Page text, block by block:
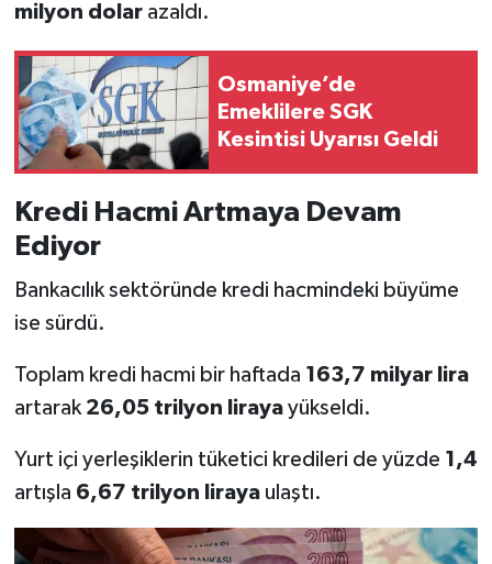
milyon dolarazaldı.
Osmaniye’de
Emeklilere SGK
Kesintisi Uyarısı Geldi
Kredi Hacmi Artmaya Devam
Ediyor
Bankacılık sektöründe kredi hacmindeki büyüme
ise sürdü.
Toplam kredi hacmi bir haftada 163,7 milyar lira
artarak 26,05 trilyon lirayayükseldi.
Yurt içi yerleşiklerin tüketici kredileri de yüzde 1,4
artışla 6,67 trilyon lirayaulaştı.